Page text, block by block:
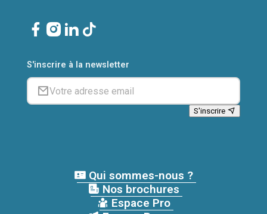
S'inscrire à la newsletter
S'inscrire
Qui sommes-nous ?
Nos brochures
Espace Pro